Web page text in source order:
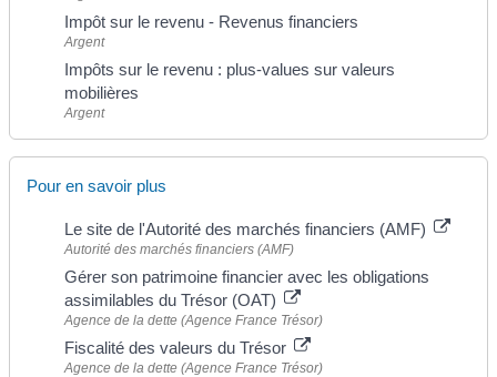
Impôt sur le revenu - Revenus financiers
Argent
Impôts sur le revenu : plus-values sur valeurs
mobilières
Argent
Pour en savoir plus
Le site de l'Autorité des marchés financiers (AMF)
Autorité des marchés financiers (AMF)
Gérer son patrimoine financier avec les obligations
assimilables du Trésor (OAT)
Agence de la dette (Agence France Trésor)
Fiscalité des valeurs du Trésor
Agence de la dette (Agence France Trésor)